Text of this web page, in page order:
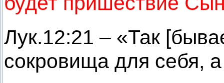
Лук.12:21 – «Так
сокровища для себя,